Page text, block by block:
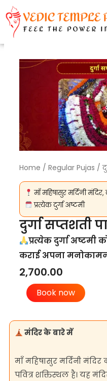
Skip
to
content
Home / Regular Pujas /
माँ महिषासुर मर्दिनी
प्रत्येक दुर्गा अष्टमी
दुर्गा सप्तशती
प्रत्येक दुर्गा अष्टमी
कराई अपना
2,700.00
दुर्गा
सप्तशती
quantity
Book now
मंदिर के बारे में
माँ महिषासुर मर्दिनी
पवित्र शक्तिस्थल है। यह